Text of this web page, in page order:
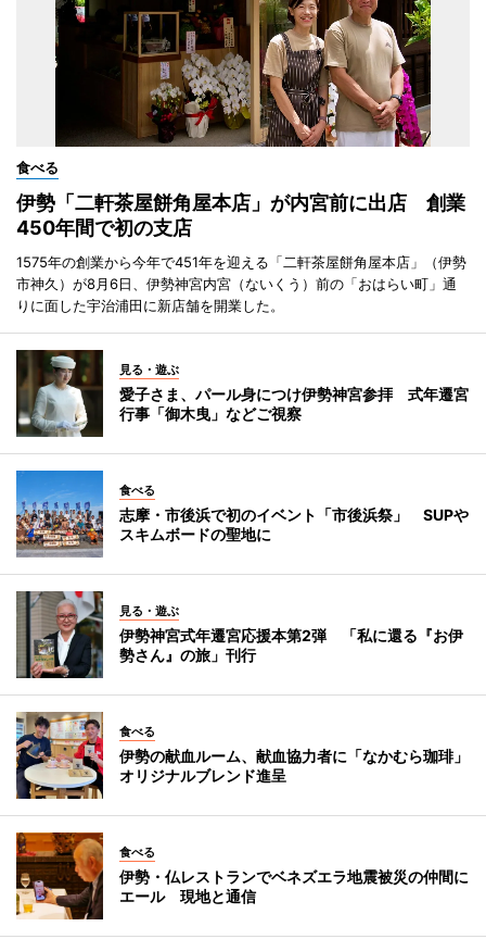
食べる
伊勢「二軒茶屋餅角屋本店」が内宮前に出店 創業
450年間で初の支店
1575年の創業から今年で451年を迎える「二軒茶屋餅角屋本店」（伊勢
市神久）が8月6日、伊勢神宮内宮（ないくう）前の「おはらい町」通
りに面した宇治浦田に新店舗を開業した。
見る・遊ぶ
愛子さま、パール身につけ伊勢神宮参拝 式年遷宮
行事「御木曳」などご視察
食べる
志摩・市後浜で初のイベント「市後浜祭」 SUPや
スキムボードの聖地に
見る・遊ぶ
伊勢神宮式年遷宮応援本第2弾 「私に還る『お伊
勢さん』の旅」刊行
食べる
伊勢の献血ルーム、献血協力者に「なかむら珈琲」
オリジナルブレンド進呈
食べる
伊勢・仏レストランでベネズエラ地震被災の仲間に
エール 現地と通信